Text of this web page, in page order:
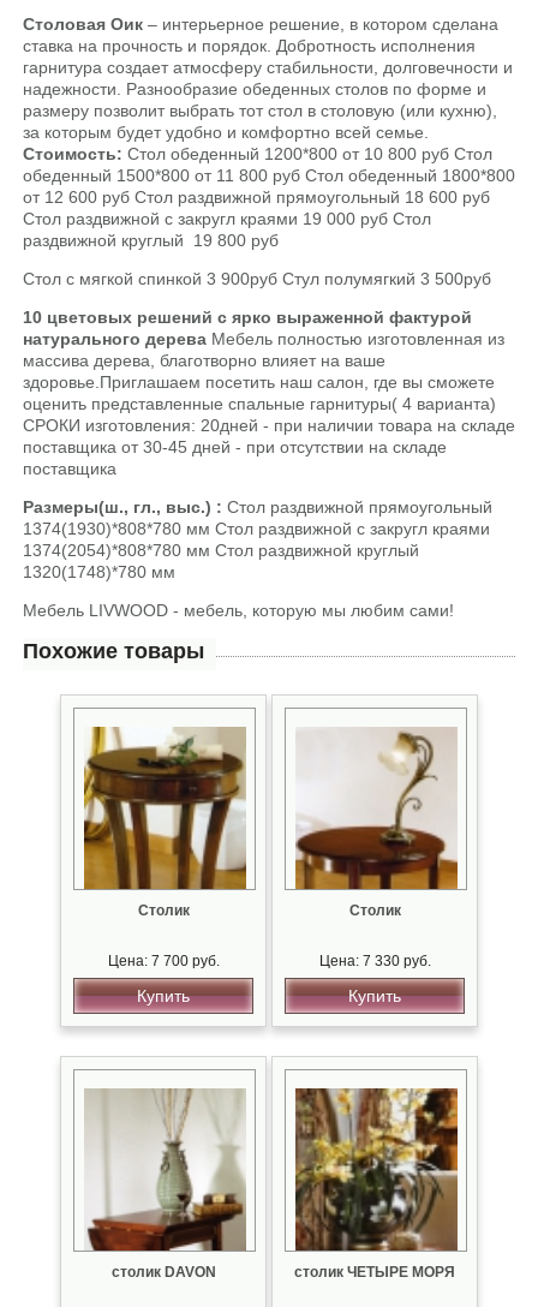
Столовая Оик – интерьерное решение, в котором сделана
ставка на прочность и порядок. Добротность исполнения
гарнитура создает атмосферу стабильности, долговечности и
надежности. Разнообразие обеденных столов по форме и
размеру позволит выбрать тот стол в столовую (или кухню),
за которым будет удобно и комфортно всей семье.
Стоимость: Стол обеденный 1200*800 от 10 800 руб Стол
обеденный 1500*800 от 11 800 руб Стол обеденный 1800*800
от 12 600 руб Стол раздвижной прямоугольный 18 600 руб
Стол раздвижной с закругл краями 19 000 руб Стол
раздвижной круглый 19 800 руб
Стол с мягкой спинкой 3 900руб Стул полумягкий 3 500руб
10 цветовых решений с ярко выраженной фактурой
натурального дерева Мебель полностью изготовленная из
массива дерева, благотворно влияет на ваше
здоровье.Приглашаем посетить наш салон, где вы сможете
оценить представленные спальные гарнитуры( 4 варианта)
СРОКИ изготовления: 20дней - при наличии товара на складе
поставщика от 30-45 дней - при отсутствии на складе
поставщика
Размеры(ш., гл., выс.) : Стол раздвижной прямоугольный
1374(1930)*808*780 мм Стол раздвижной с закругл краями
1374(2054)*808*780 мм Стол раздвижной круглый
1320(1748)*780 мм
Мебель LIVWOOD - мебель, которую мы любим сами!
Похожие товары
Столик
Цена: 7 700 руб.
Купить
Столик
Цена: 7 330 руб.
Купить
столик DAVON столик ЧЕТЫРЕ МОРЯ